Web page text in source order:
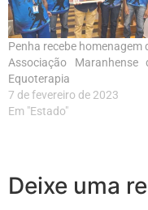
Penha recebe homenagem
Associação Maranhense
Equoterapia
7 de fevereiro de 2023
Em "Estado"
Deixe uma